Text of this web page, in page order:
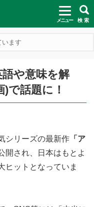
メニュー 検 索
います
語や意味を解
で話題に！
シリーズの最新作 「ア
開され、日本はもとよ
ヒットとなっていま